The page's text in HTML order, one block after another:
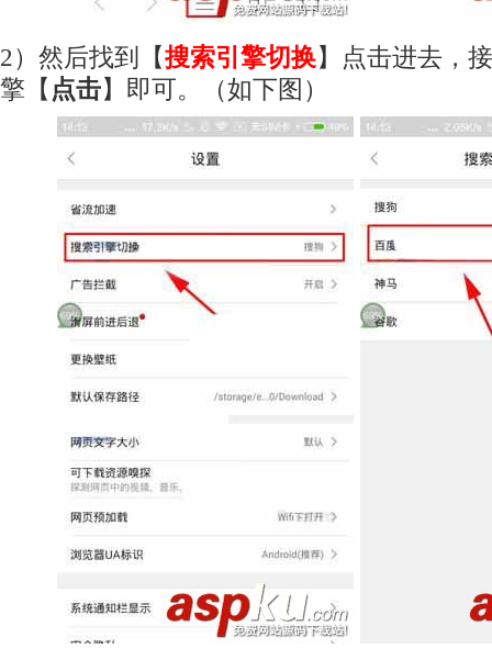
2）然后找到【搜索引擎切换】点击进去，
擎【 点击】即可。（如下图）